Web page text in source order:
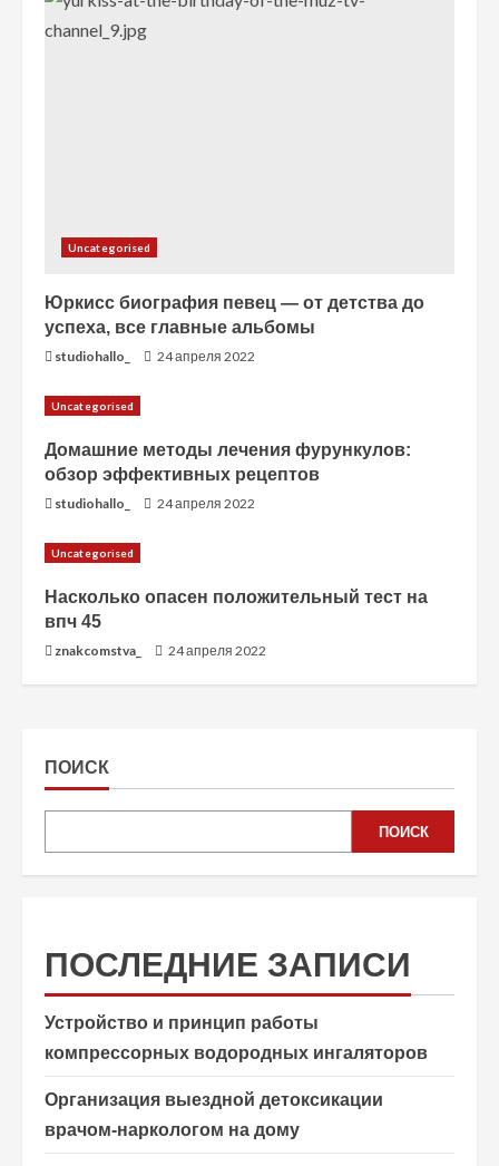
е
Uncategorised
Юркисс биография певец — от детства до
успеха, все главные альбомы
studiohallo_ 24 апреля 2022
Uncategorised
Домашние методы лечения фурункулов:
обзор эффективных рецептов
studiohallo_ 24 апреля 2022
Uncategorised
Насколько опасен положительный тест на
впч 45
znakcomstva_ 24 апреля 2022
ПОИСК
ПОИСК
ПОСЛЕДНИЕ ЗАПИСИ
Устройство и принцип работы
компрессорных водородных ингаляторов
Организация выездной детоксикации
врачом-наркологом на дому